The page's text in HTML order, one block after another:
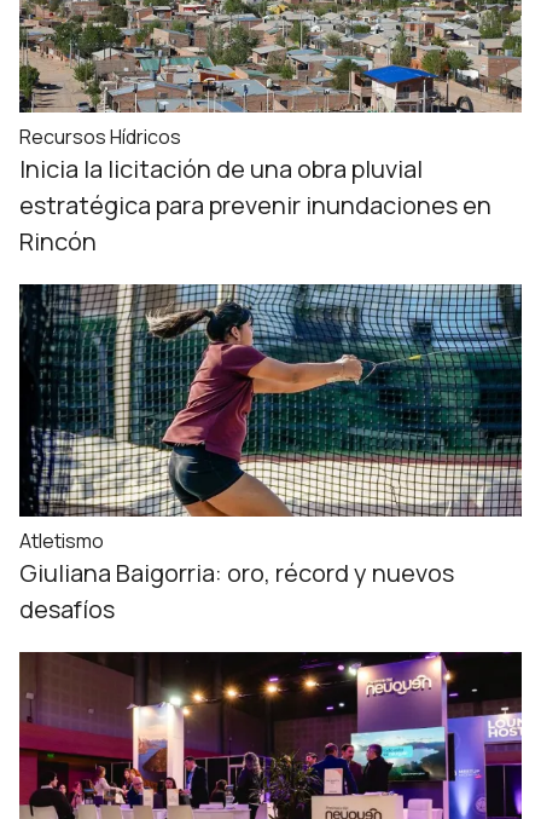
Recursos Hídricos
Inicia la licitación de una obra pluvial
estratégica para prevenir inundaciones en
Rincón
Atletismo
Giuliana Baigorria: oro, récord y nuevos
desafíos